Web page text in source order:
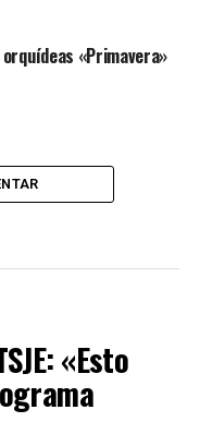
«Primavera»
«Esto